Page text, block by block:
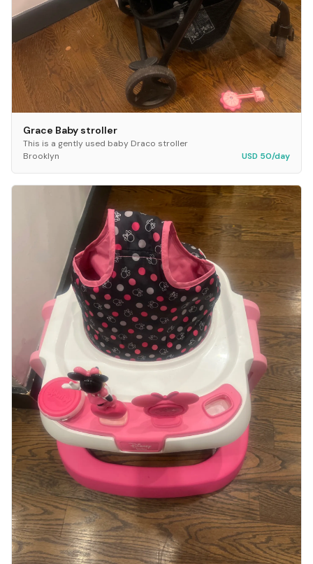
Grace Baby stroller
This is a gently used baby Draco stroller
Brooklyn
USD 50/day